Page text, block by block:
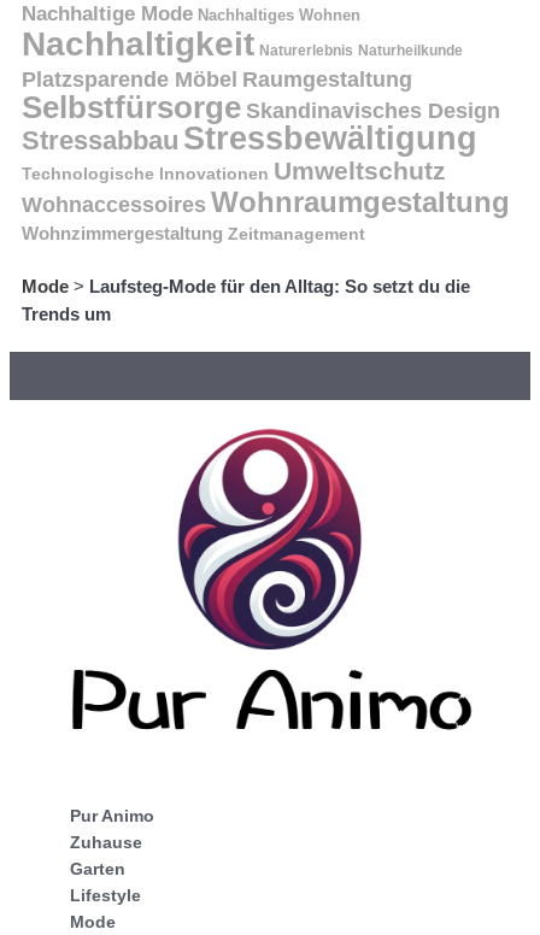
Nachhaltige Mode Nachhaltiges Wohnen
Nachhaltigkeit Naturerlebnis Naturheilkunde
Platzsparende Möbel Raumgestaltung
Selbstfürsorge Skandinavisches Design
Stressabbau Stressbewältigung
Technologische Innovationen Umweltschutz
Wohnaccessoires Wohnraumgestaltung
Wohnzimmergestaltung Zeitmanagement
Mode > Laufsteg-Mode für den Alltag: So setzt du die
Trends um
Pur Animo
Zuhause
Garten
Lifestyle
Mode